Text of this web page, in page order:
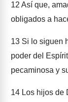
12 Así que,
obligados a
13 Si lo siguen
poder del
pecaminosa y
14 Los hijos de